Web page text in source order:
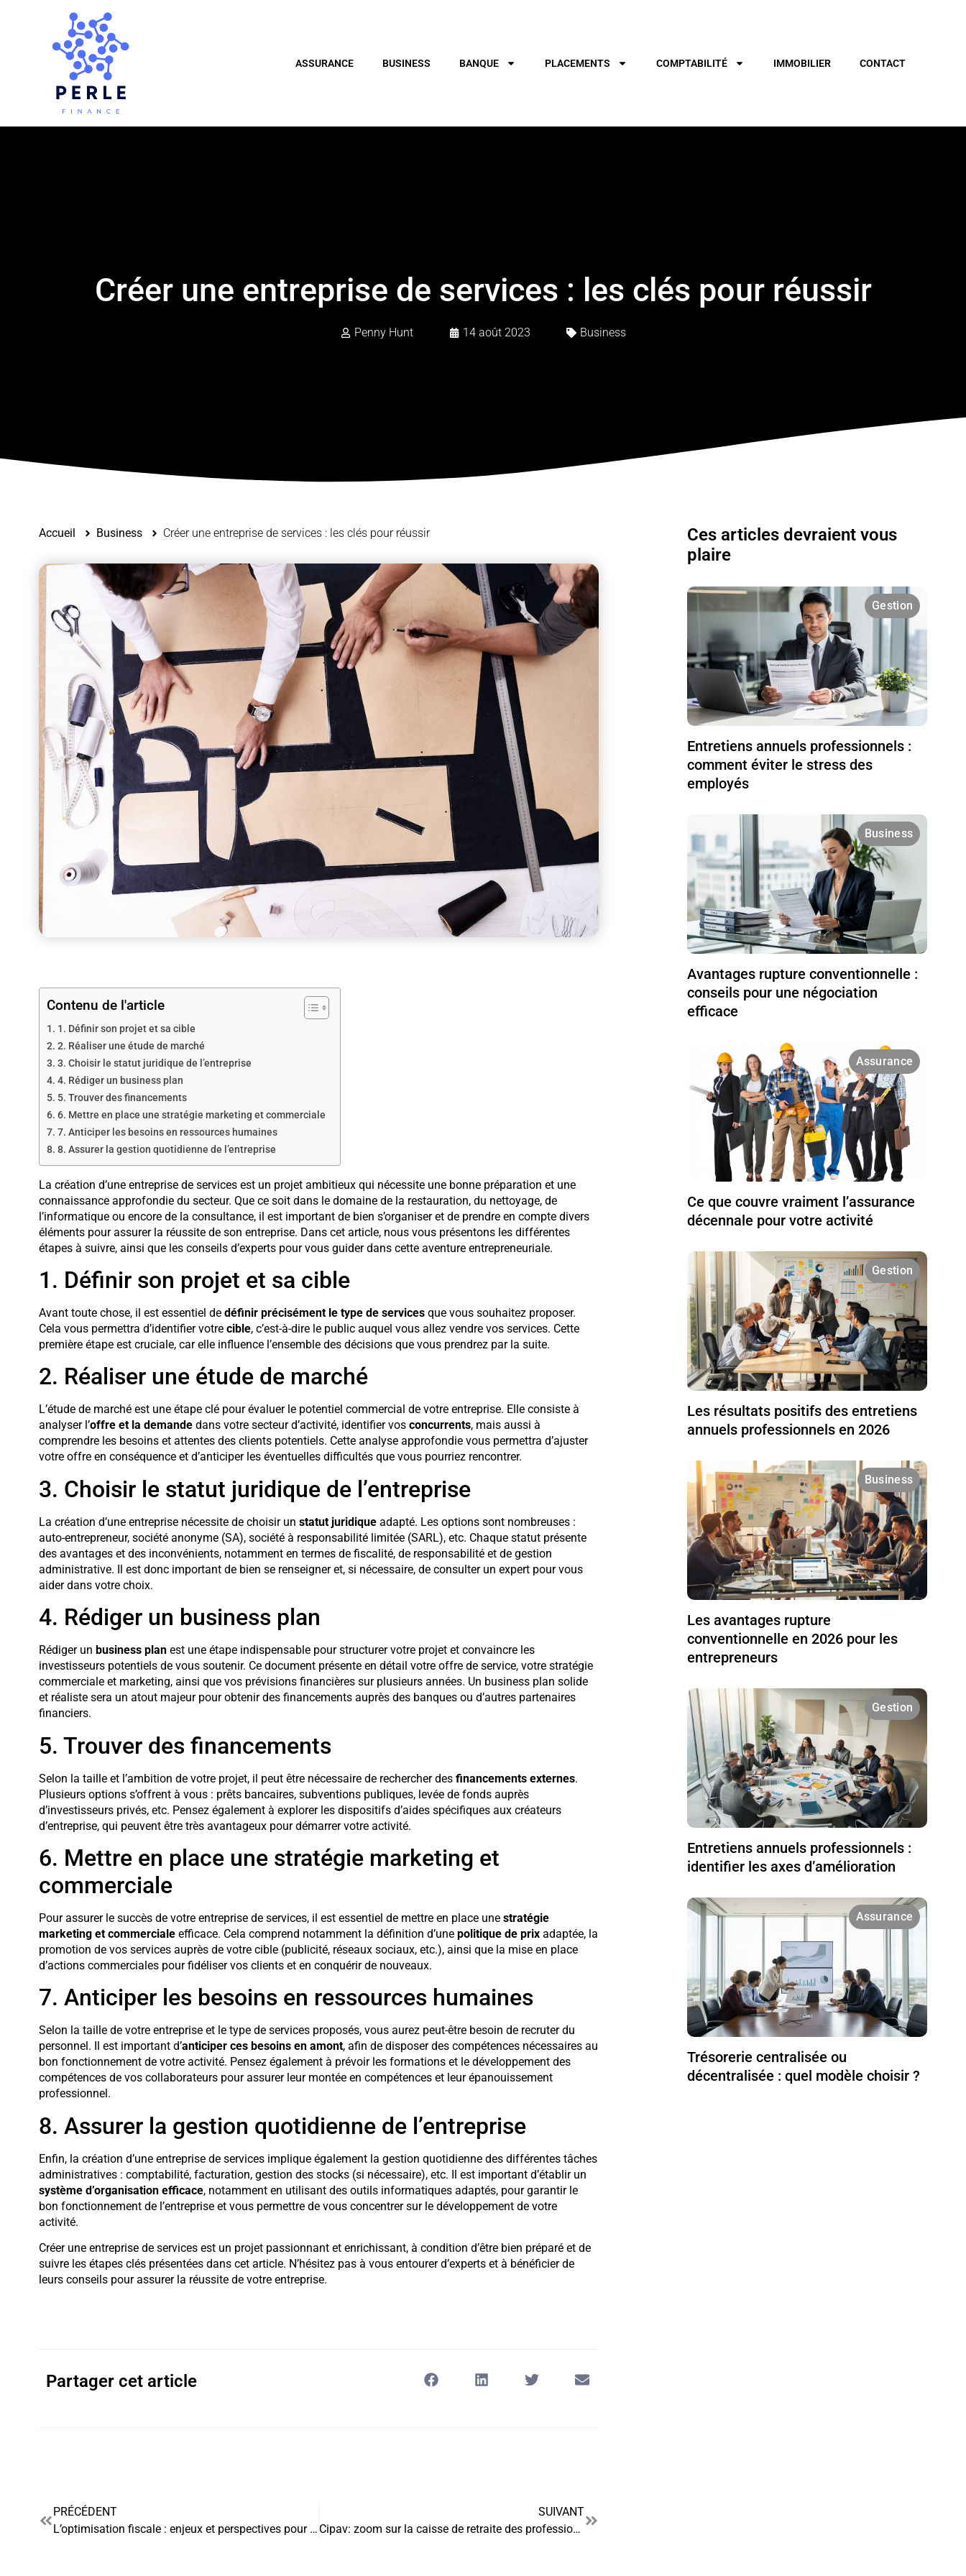
ASSURANCE BUSINESS BANQUE PLACEMENTS COMPTABILITÉ IMMOBILIER CONTACT
Créer une entreprise de services : les clés pour réussir
Penny Hunt 14 août 2023 Business
Accueil Business Créer une entreprise de services : les clés pour réussir
Contenu de l'article
1. Définir son projet et sa cible
2. Réaliser une étude de marché
3. Choisir le statut juridique de l’entreprise
4. Rédiger un business plan
5. Trouver des financements
6. Mettre en place une stratégie marketing et commerciale
7. Anticiper les besoins en ressources humaines
8. Assurer la gestion quotidienne de l’entreprise
La création d’une entreprise de services est un projet ambitieux qui nécessite une bonne préparation et une
connaissance approfondie du secteur. Que ce soit dans le domaine de la restauration, du nettoyage, de
l’informatique ou encore de la consultance, il est important de bien s’organiser et de prendre en compte divers
éléments pour assurer la réussite de son entreprise. Dans cet article, nous vous présentons les différentes
étapes à suivre, ainsi que les conseils d’experts pour vous guider dans cette aventure entrepreneuriale.
1. Définir son projet et sa cible
Avant toute chose, il est essentiel de définir précisément le type de servicesque vous souhaitez proposer.
Cela vous permettra d’identifier votre cible, c’est-à-dire le public auquel vous allez vendre vos services. Cette
première étape est cruciale, car elle influence l’ensemble des décisions que vous prendrez par la suite.
2. Réaliser une étude de marché
L’étude de marché est une étape clé pour évaluer le potentiel commercial de votre entreprise. Elle consiste à
analyser l’offre et la demandedans votre secteur d’activité, identifier vos concurrents, mais aussi à
comprendre les besoins et attentes des clients potentiels. Cette analyse approfondie vous permettra d’ajuster
votre offre en conséquence et d’anticiper les éventuelles difficultés que vous pourriez rencontrer.
3. Choisir le statut juridique de l’entreprise
La création d’une entreprise nécessite de choisir un statut juridiqueadapté. Les options sont nombreuses :
auto-entrepreneur, société anonyme (SA), société à responsabilité limitée (SARL), etc. Chaque statut présente
des avantages et des inconvénients, notamment en termes de fiscalité, de responsabilité et de gestion
administrative. Il est donc important de bien se renseigner et, si nécessaire, de consulter un expert pour vous
aider dans votre choix.
4. Rédiger un business plan
Rédiger un business planest une étape indispensable pour structurer votre projet et convaincre les
investisseurs potentiels de vous soutenir. Ce document présente en détail votre offre de service, votre stratégie
commerciale et marketing, ainsi que vos prévisions financières sur plusieurs années. Un business plan solide
et réaliste sera un atout majeur pour obtenir des financements auprès des banques ou d’autres partenaires
financiers.
5. Trouver des financements
Selon la taille et l’ambition de votre projet, il peut être nécessaire de rechercher des financements externes.
Plusieurs options s’offrent à vous : prêts bancaires, subventions publiques, levée de fonds auprès
d’investisseurs privés, etc. Pensez également à explorer les dispositifs d’aides spécifiques aux créateurs
d’entreprise, qui peuvent être très avantageux pour démarrer votre activité.
6. Mettre en place une stratégie marketing et
commerciale
Pour assurer le succès de votre entreprise de services, il est essentiel de mettre en place une stratégie
marketing et commercialeefficace. Cela comprend notamment la définition d’une politique de prixadaptée, la
promotion de vos services auprès de votre cible (publicité, réseaux sociaux, etc.), ainsi que la mise en place
d’actions commerciales pour fidéliser vos clients et en conquérir de nouveaux.
7. Anticiper les besoins en ressources humaines
Selon la taille de votre entreprise et le type de services proposés, vous aurez peut-être besoin de recruter du
personnel. Il est important d’anticiper ces besoins en amont, afin de disposer des compétences nécessaires au
bon fonctionnement de votre activité. Pensez également à prévoir les formations et le développement des
compétences de vos collaborateurs pour assurer leur montée en compétences et leur épanouissement
professionnel.
8. Assurer la gestion quotidienne de l’entreprise
Enfin, la création d’une entreprise de services implique également la gestion quotidienne des différentes tâches
administratives : comptabilité, facturation, gestion des stocks (si nécessaire), etc. Il est important d’établir un
système d’organisation efficace, notamment en utilisant des outils informatiques adaptés, pour garantir le
bon fonctionnement de l’entreprise et vous permettre de vous concentrer sur le développement de votre
activité.
Créer une entreprise de services est un projet passionnant et enrichissant, à condition d’être bien préparé et de
suivre les étapes clés présentées dans cet article. N’hésitez pas à vous entourer d’experts et à bénéficier de
leurs conseils pour assurer la réussite de votre entreprise.
Partager cet article
PRÉCÉDENT
L’optimisation fiscale : enjeux et perspectives pour les entreprises et les particuliers
SUIVANT
Cipav: zoom sur la caisse de retraite des professions libérales
Ces articles devraient vous
plaire
Gestion
Entretiens annuels professionnels :
comment éviter le stress des
employés
Business
Avantages rupture conventionnelle :
conseils pour une négociation
efficace
Assurance
Ce que couvre vraiment l’assurance
décennale pour votre activité
Gestion
Les résultats positifs des entretiens
annuels professionnels en 2026
Business
Les avantages rupture
conventionnelle en 2026 pour les
entrepreneurs
Gestion
Entretiens annuels professionnels :
identifier les axes d’amélioration
Assurance
Trésorerie centralisée ou
décentralisée : quel modèle choisir ?